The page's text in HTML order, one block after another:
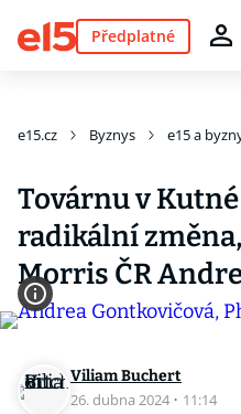
Předplatné
e15.cz Byznys e15 a
Továrnu v
radikální
Morris ČR
Viliam Buchert
26. dubna 2024 · 11:14